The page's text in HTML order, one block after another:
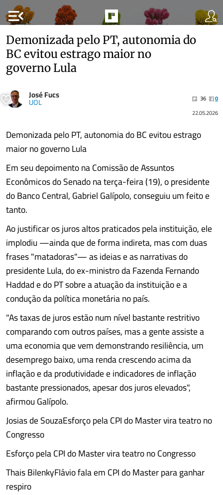
menu_open
Demonizada pelo PT, autonomia do
BC evitou estrago maior no
governo Lula
José Fucs
UOL 36
0
22.05.2026
Demonizada pelo PT, autonomia do BC evitou estrago
maior no governo Lula
Em seu depoimento na Comissão de Assuntos
Econômicos do Senado na terça-feira (19), o presidente
do Banco Central, Gabriel Galípolo, conseguiu um feito e
tanto.
Ao justificar os juros altos praticados pela instituição, ele
implodiu —ainda que de forma indireta, mas com duas
frases "matadoras"— as ideias e as narrativas do
presidente Lula, do ex-ministro da Fazenda Fernando
Haddad e do PT sobre a atuação da instituição e a
condução da política monetária no país.
"As taxas de juros estão num nível bastante restritivo
comparando com outros países, mas a gente assiste a
uma economia que vem demonstrando resiliência, um
desemprego baixo, uma renda crescendo acima da
inflação e da produtividade e indicadores de inflação
bastante pressionados, apesar dos juros elevados",
afirmou Galípolo.
Josias de SouzaEsforço pela CPI do Master vira teatro no
Congresso
Esforço pela CPI do Master vira teatro no Congresso
Thais BilenkyFlávio fala em CPI do Master para ganhar
respiro